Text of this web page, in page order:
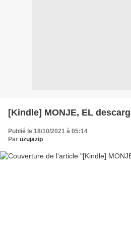
[Kindle] MONJE, EL
Publié le 18/10/2021 à 05:14
Par uzujazip